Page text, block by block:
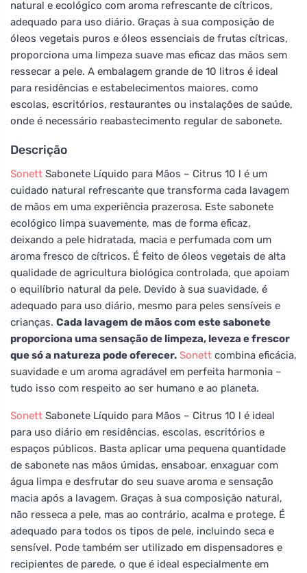
natural e ecológico com aroma refrescante de cítricos,
adequado para uso diário. Graças à sua composição de
óleos vegetais puros e óleos essenciais de frutas cítricas,
proporciona uma limpeza suave mas eficaz das mãos sem
ressecar a pele. A embalagem grande de 10 litros é ideal
para residências e estabelecimentos maiores, como
escolas, escritórios, restaurantes ou instalações de saúde,
onde é necessário reabastecimento regular de sabonete.
Descrição
Sonett Sabonete Líquido para Mãos – Citrus 10 l é um
cuidado natural refrescante que transforma cada lavagem
de mãos em uma experiência prazerosa. Este sabonete
ecológico limpa suavemente, mas de forma eficaz,
deixando a pele hidratada, macia e perfumada com um
aroma fresco de cítricos. É feito de óleos vegetais de alta
qualidade de agricultura biológica controlada, que apoiam
o equilíbrio natural da pele. Devido à sua suavidade, é
adequado para uso diário, mesmo para peles sensíveis e
crianças. Cada lavagem de mãos com este sabonete
proporciona uma sensação de limpeza, leveza e frescor
que só a natureza pode oferecer. Sonett combina eficácia,
suavidade e um aroma agradável em perfeita harmonia –
tudo isso com respeito ao ser humano e ao planeta.
Sonett Sabonete Líquido para Mãos – Citrus 10 l é ideal
para uso diário em residências, escolas, escritórios e
espaços públicos. Basta aplicar uma pequena quantidade
de sabonete nas mãos úmidas, ensaboar, enxaguar com
água limpa e desfrutar do seu suave aroma e sensação
macia após a lavagem. Graças à sua composição natural,
não resseca a pele, mas ao contrário, acalma e protege. É
adequado para todos os tipos de pele, incluindo seca e
sensível. Pode também ser utilizado em dispensadores e
recipientes de parede, o que é ideal especialmente em